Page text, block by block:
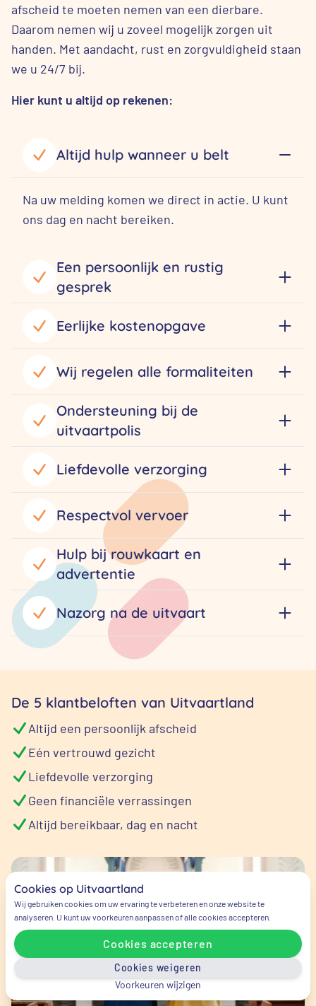
afscheid te moeten nemen van een dierbare.
Daarom nemen wij u zoveel mogelijk zorgen uit
handen. Met aandacht, rust en zorgvuldigheid staan
we u 24/7 bij.
Hier kunt u altijd op rekenen:
Altijd hulp wanneer u belt
Na uw melding komen we direct in actie. U kunt
ons dag en nacht bereiken.
Een persoonlijk en rustig
gesprek
Eerlijke kostenopgave
Wij regelen alle formaliteiten
Ondersteuning bij de
uitvaartpolis
Liefdevolle verzorging
Respectvol vervoer
Hulp bij rouwkaart en
advertentie
Nazorg na de uitvaart
De 5 klantbeloften van Uitvaartland
Altijd een persoonlijk afscheid
Eén vertrouwd gezicht
Liefdevolle verzorging
Geen financiële verrassingen
Altijd bereikbaar, dag en nacht
Cookies op Uitvaartland
Wij gebruiken cookies om uw ervaring te verbeteren en onze website te
analyseren. U kunt uw voorkeuren aanpassen of alle cookies accepteren.
Cookies accepteren
Cookies weigeren
Voorkeuren wijzigen